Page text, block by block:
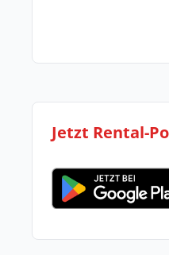
Jetzt Rental-